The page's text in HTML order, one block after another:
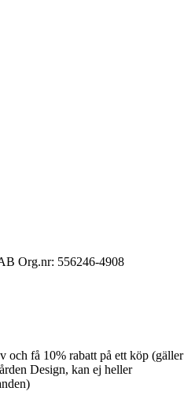
Org.nr: 556246-4908
och få 10% rabatt på ett köp (gäller
Design, kan ej heller